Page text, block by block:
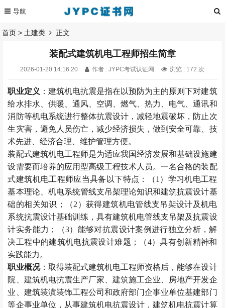
首页 > 土建类 正文
装配式建筑机电工程师招生简章
2026-01-20 14:16:20 作者 : JYPC考试认证网 浏览 : 172 次
职业定义 ：建筑机电抗震是指在以预防为主的原则下对建筑
给水排水、供暖、通风、空调、燃气、热力、电气、通讯和
消防等机电系统进行整体抗震设计，减轻地震破坏，防止次
生灾害，避免人员伤亡，减少经济损失，做到安全可靠、技
术先进、经济合理、维护管理方便。
装配式建筑机电工程师是为适应我国经济发展和基础设施建
设需要而培养的应用型高级工程技术人员。一名合格的装配
式建筑机电工程师应当具备以下特点：（1）学习机电工程
基本理论、机电系统管线支吊架理论知识和建筑抗震设计基
础的相关知识；（2）获得建筑机电管线支吊架设计及机电
系统抗震设计基础训练，具有建筑机电管线支吊架及抗震设
计实务能力；（3）能够对抗震设计案例进行独立分析，解
决工程中的建筑机电抗震设计难题；（4）具有创新精神和
实践能力。
职业概况：取得装配式建筑机电工程师资格后，能够在设计
院、建筑机电抗震生产厂家、建筑施工企业、房地产开发企
业、建筑装潢装饰工程公司和政府部门企事业单位基建部门
等企事业单位，从事建筑机电抗震设计，建筑机电抗震计算